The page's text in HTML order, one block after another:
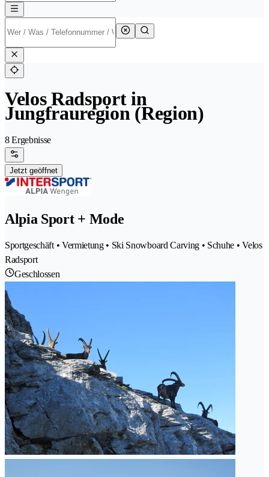
Velos Radsport in
Jungfrauregion (Region)
8 Ergebnisse
Jetzt geöffnet
Alpia Sport + Mode
Sportgeschäft • Vermietung • Ski Snowboard Carving • Schuhe • Velos
Radsport
Geschlossen